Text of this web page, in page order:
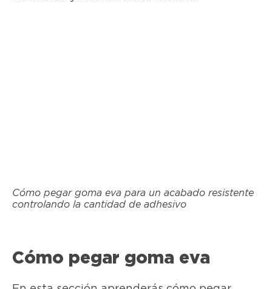
Cómo pegar goma eva para un acabado resistente
controlando la cantidad de adhesivo
Cómo pegar goma eva